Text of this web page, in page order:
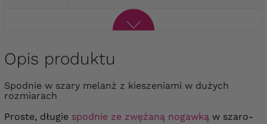
Opis produktu
Spodnie w szary melanż z kieszeniami w dużych
rozmiarach
Proste, długie spodnie ze zwężaną nogawką w szaro-